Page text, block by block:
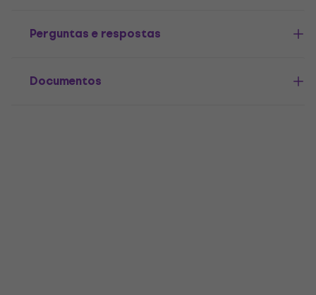
Perguntas e respostas
Documentos